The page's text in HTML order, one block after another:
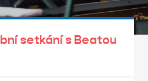
setkání s Beatou